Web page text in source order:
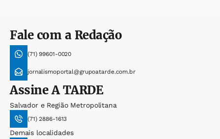
Fale com a Redação
(71) 99601-0020
jornalismoportal@grupoatarde.com.br
AssineA TARDE
Salvador e Região Metropolitana
(71) 2886-1613
Demais localidades